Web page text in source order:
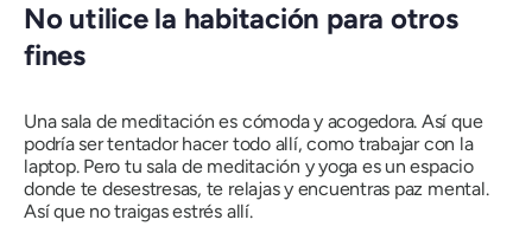
No utilice la habitación para otros
fines
Una sala de meditación es cómoda y acogedora. Así que
podría ser tentador hacer todo allí, como trabajar con la
laptop. Pero tu sala de meditación y yoga es un espacio
donde te desestresas, te relajas y encuentras paz mental.
Así que no traigas estrés allí.